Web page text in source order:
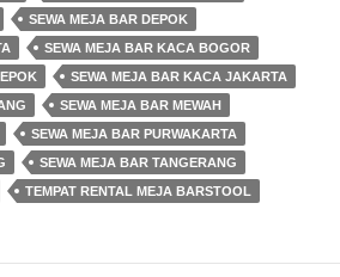
SEWA MEJA BAR DEPOK
SEWA MEJA BAR KACA BOGOR
SEWA MEJA BAR KACA JAKARTA
SEWA MEJA BAR MEWAH
SEWA MEJA BAR PURWAKARTA
SEWA MEJA BAR TANGERANG
TEMPAT RENTAL MEJA BARSTOOL